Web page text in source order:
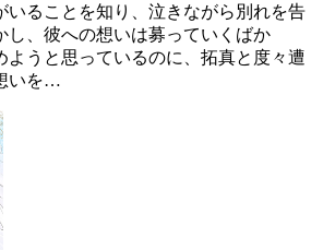
いることを知り、泣きながら別れを告
し、彼への想いは募っていくばか
ようと思っているのに、拓真と度々遭
いを…